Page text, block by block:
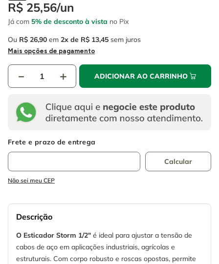
R$ 25,56/un
Já com 5% de desconto à vista no Pix
Ou R$ 26,90 em 2 R$ 13,45 sem juros
Mais opções de pagamento
＋
－ ADICIONAR AO CARRINHO
Não sei meu CEP
Descrição
O Esticador Storm 1/2" é ideal para ajustar a tensão de
cabos de aço em aplicações industriais, agrícolas e
estruturais. Com corpo robusto e roscas opostas, permite
6 º serra copo
7º luva
8º fio
alicate
º escada
º serra circular
º serra copo
fio
alicate